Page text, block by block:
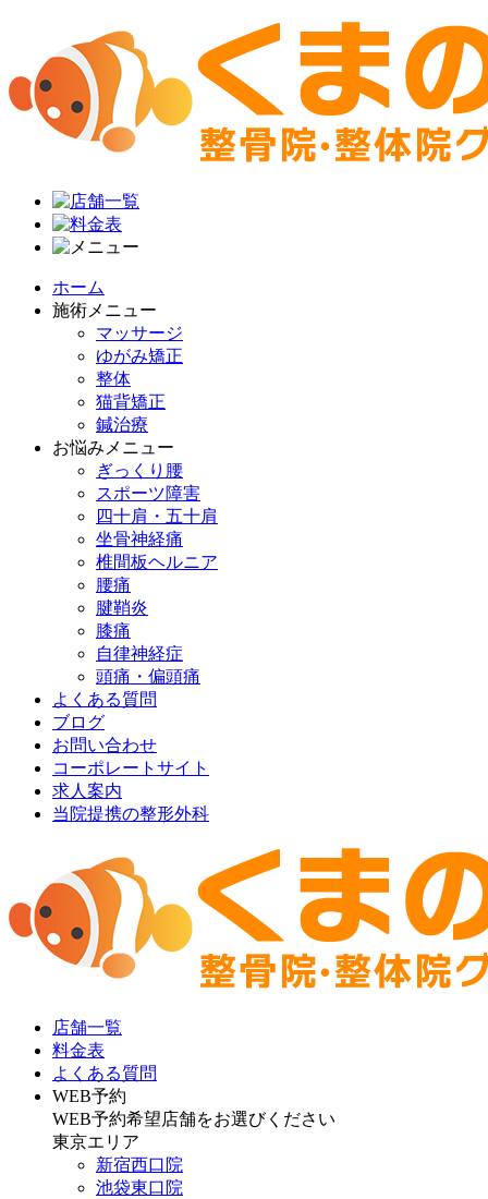
ホーム
施術メニュー
マッサージ
ゆがみ矯正
整体
猫背矯正
鍼治療
お悩みメニュー
ぎっくり腰
スポーツ障害
四十肩・五十肩
坐骨神経痛
椎間板ヘルニア
腰痛
腱鞘炎
膝痛
自律神経症
頭痛・偏頭痛
よくある質問
ブログ
お問い合わせ
コーポレートサイト
求人案内
当院提携の整形外科
店舗一覧
料金表
よくある質問
WEB予約
WEB予約希望店舗をお選びください
東京エリア
新宿西口院
池袋東口院